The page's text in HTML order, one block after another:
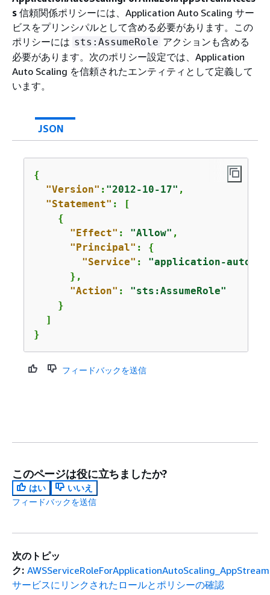
s 信頼関係ポリシーには、Application Auto Scaling サー
ビスをプリンシパルとして含める必要があります。この
ポリシーには sts:AssumeRole アクションも含める
必要があります。次のポリシー設定では、Application
Auto Scaling を信頼されたエンティティとして定義して
います。
JSON
{
"Version" : "2012-10-17" ,
"Statement" : [
{
"Effect" : "Allow" ,
"Principal" : {
"Service" : "application-
      },
"Action" : "sts:AssumeRole"
    }
  ]
}
フィードバックを送信
このページは役に立ちましたか?
はい
いいえ
フィードバックを送信
次のトピッ
ク:
サービスにリンクされたロールとポリシーの確認